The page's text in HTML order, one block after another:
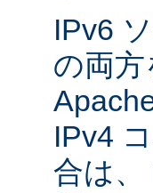
IPv6
の両
IPv4
合は